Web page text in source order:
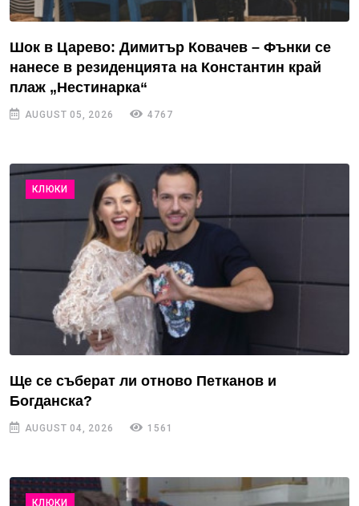
Шок в Царево: Димитър Ковачев – Фънки се
нанесе в резиденцията на Константин край
плаж „Нестинарка“
AUGUST 05, 2026 4767
КЛЮКИ
Ще се съберат ли отново Петканов и
Богданска?
AUGUST 04, 2026 1561
КЛЮКИ